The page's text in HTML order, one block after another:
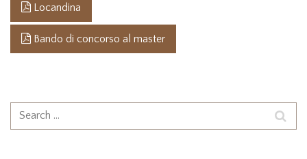
Locandina
Bando di concorso al master